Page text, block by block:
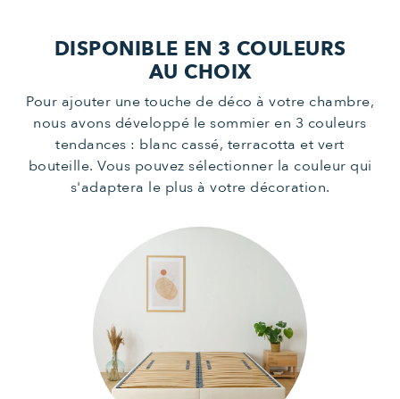
DISPONIBLE EN 3 COULEURS
AU CHOIX
Pour ajouter une touche de déco à votre chambre,
nous avons développé le sommier en 3 couleurs
tendances : blanc cassé, terracotta et vert
bouteille. Vous pouvez sélectionner la couleur qui
s'adaptera le plus à votre décoration.